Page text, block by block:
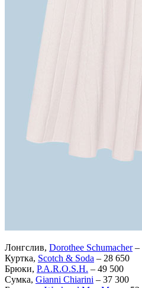
Лонгслив, Dorothee Schumacher–
Куртка, Scotch & Soda – 28 650
Брюки, P.A.R.O.S.H. – 49 500
Сумка, Gianni Chiarini – 37 300